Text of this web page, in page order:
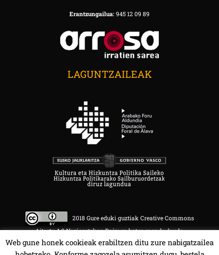
Erantzungailua:945 12 09 89
LAGUNTZAILEAK
2018 Gure eduki guztiak Creative Commons
Aitortu 4.0 Nazioartekoa Baimen baten mende daude.
Web gune honek cookieak erabiltzen ditu zure nabigatzailea